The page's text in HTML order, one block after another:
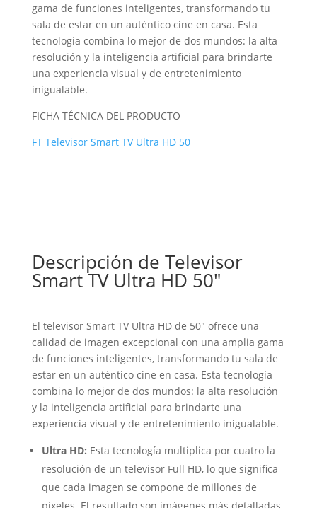
gama de funciones inteligentes, transformando tu
sala de estar en un auténtico cine en casa. Esta
tecnología combina lo mejor de dos mundos: la alta
resolución y la inteligencia artificial para brindarte
una experiencia visual y de entretenimiento
inigualable.
FICHA TÉCNICA DEL PRODUCTO
FT Televisor Smart TV Ultra HD 50
Descripción de Televisor
Smart TV Ultra HD 50″
El televisor Smart TV Ultra HD de 50″ ofrece una
calidad de imagen excepcional con una amplia gama
de funciones inteligentes, transformando tu sala de
estar en un auténtico cine en casa. Esta tecnología
combina lo mejor de dos mundos: la alta resolución
y la inteligencia artificial para brindarte una
experiencia visual y de entretenimiento inigualable.
Ultra HD: Esta tecnología multiplica por cuatro la
resolución de un televisor Full HD, lo que significa
que cada imagen se compone de millones de